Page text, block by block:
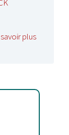
savoir plus